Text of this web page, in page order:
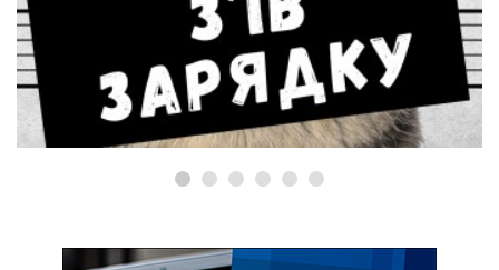
Винен у перегризанні дроту
MagSafe!